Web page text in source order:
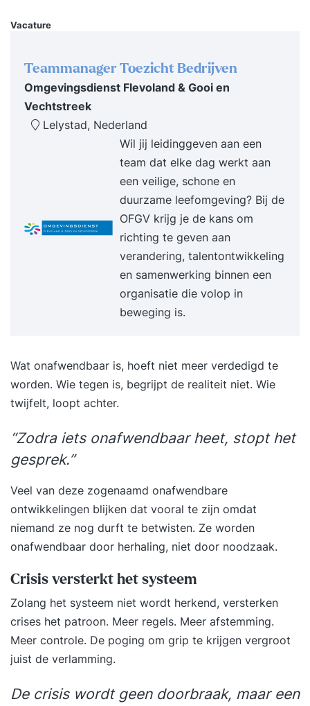
gesprekstechnieken: dankzij interactieve
patronen en leer je praktische
communicatievaardigheden, die je direct kunt
toepassen. Denk hierbij aan effectief vragen
stellen, actief luisteren, duidelijk begrenzen en
overtuigend communiceren. Door diepgaande
inzichten te combineren met praktische
oefeningen, boek je niet alleen direct resultaat in
je werk, maar ervaar je ook meer rust en
zelfvertrouwen in je communicatie. Deze training
is voor jou als je effectiever en authentieker wil
leren communiceren. Je wil meer inzicht krijgen in
je persoonlijke communicatiepatronen en
ontdekken hoe je helder en overtuigend kunt
communiceren zonder jezelf te forceren of juist
Door praktische technieken te combineren met
diepgaand zelfinzicht leer je hoe je op een
natuurlijke en krachtige manier contact maakt
effectievere communicatie, maar ook voor meer
rust, minder misverstanden en een sterkere
deze training? Je verbetert je communicatie- en
gespreksvaardigheden en persoonlijke
effectiviteit op een duurzame manier. Daar heb je
zelf veel aan, maar je organisatie en omgeving
profiteren mee. Hieronder vind je voorbeelden
van wat de training bij je teweegbrengt: - Je
krijgt grip op je communicatie en spreekt je
gemakkelijker uit, zelfs in lastige situaties. - Je
overtuigingskracht groeit en je leert effectiever
je grenzen aan te geven. - Je bespaart tijd en
energie door moeiteloos en doelgericht te
Vacature
Teammanager Toezicht Bedrijven
Omgevingsdienst Flevoland & Gooi en
Vechtstreek
Lelystad, Nederland
Wil jij leidinggeven aan een
team dat elke dag werkt aan
een veilige, schone en
duurzame leefomgeving? Bij de
OFGV krijg je de kans om
richting te geven aan
verandering, talentontwikkeling
en samenwerking binnen een
organisatie die volop in
beweging is.
Wat onafwendbaar is, hoeft niet meer verdedigd te
worden. Wie tegen is, begrijpt de realiteit niet. Wie
twijfelt, loopt achter.
“Zodra iets onafwendbaar heet, stopt het
gesprek.”
Veel van deze zogenaamd onafwendbare
ontwikkelingen blijken dat vooral te zijn omdat
niemand ze nog durft te betwisten. Ze worden
onafwendbaar door herhaling, niet door noodzaak.
Crisis versterkt het systeem
Zolang het systeem niet wordt herkend, versterken
crises het patroon. Meer regels. Meer afstemming.
Meer controle. De poging om grip te krijgen vergroot
juist de verlamming.
De crisis wordt geen doorbraak, maar een